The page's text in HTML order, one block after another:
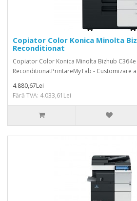
Copiator Color Konica Minolta
Reconditionat
Copiator Color Konica Minolta Bizhub C364e
ReconditionatPrintareMyTab - Customizare
4.880,67Lei
Fără TVA: 4.033,61Lei